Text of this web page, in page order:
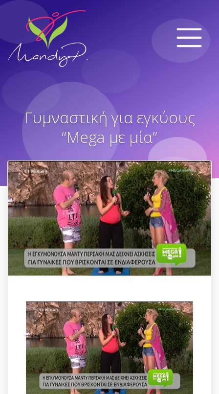
Γυμναστική για εγκύους
“Mega με μία”